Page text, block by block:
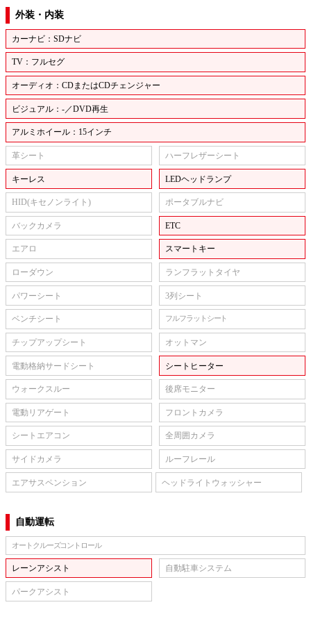
外装・内装
カーナビ：SDナビ
TV：フルセグ
オーディオ：CDまたはCDチェンジャー
ビジュアル：-／DVD再生
アルミホイール：15インチ
革シート ハーフレザーシート
キーレス LEDヘッドランプ
HID(キセノンライト) ポータブルナビ
バックカメラ ETC
エアロ スマートキー
ローダウン ランフラットタイヤ
パワーシート 3列シート
ベンチシート フルフラットシート
チップアップシート オットマン
電動格納サードシート シートヒーター
ウォークスルー 後席モニター
電動リアゲート フロントカメラ
シートエアコン 全周囲カメラ
サイドカメラ ルーフレール
エアサスペンション ヘッドライトウォッシャー
自動運転
オートクルーズコントロール
レーンアシスト 自動駐車システム
パークアシスト